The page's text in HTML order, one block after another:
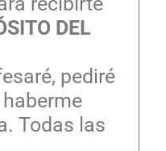
DEL
pediré
Todas las